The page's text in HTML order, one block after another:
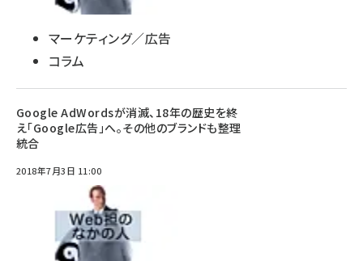
マーケティング／広告
コラム
Google AdWordsが消滅、18年の歴史を終
え「Google広告」へ。その他のブランドも整理
統合
2018年7月3日 11:00